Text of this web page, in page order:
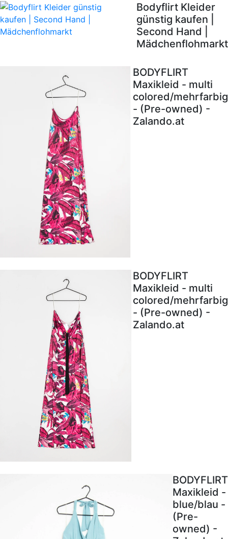
Bodyflirt Kleider
günstig kaufen |
Second Hand |
Mädchenflohmarkt
BODYFLIRT
Maxikleid - multi
colored/mehrfarbig
- (Pre-owned) -
Zalando.at
BODYFLIRT
Maxikleid - multi
colored/mehrfarbig
- (Pre-owned) -
Zalando.at
BODYFLIRT
Maxikleid -
blue/blau -
(Pre-
owned) -